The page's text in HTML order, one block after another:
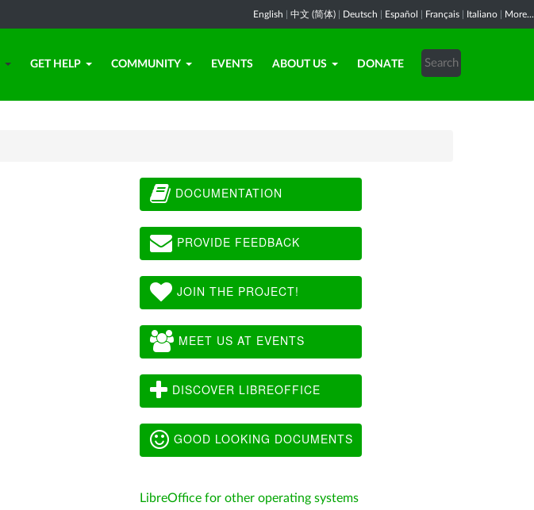
English 中文 (简体) Deutsch Español Français Italiano More...
GET HELP COMMUNITY EVENTS ABOUT US DONATE
DOCUMENTATION
PROVIDE FEEDBACK
JOIN THE PROJECT!
MEET US AT EVENTS
DISCOVER LIBREOFFICE
GOOD LOOKING DOCUMENTS
LibreOffice for other operating systems